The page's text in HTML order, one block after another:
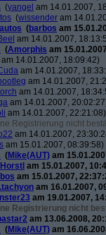
(yangel am 14.01.2007,
(wissender am
(barbos am
am 14.01.2007,
(Amorphis am
am 14.01.2007, 18:09:42)
am 14.01.2007,
am 14.01.2007,
am 14.01.2007,
am 14.01.2007,
am 14.01.2007, 22:21:08)
Registrierung nicht
am 14.01.2007,
am 15.01.2007, 08:39:58)
(Mike(AUT) am
am 15.01.2007,
am 15.01.2007,
am 16.01.2007,
am 19.01.2007,
Registrierung nicht
am 13.06.2008,
(Mike(AUT) am